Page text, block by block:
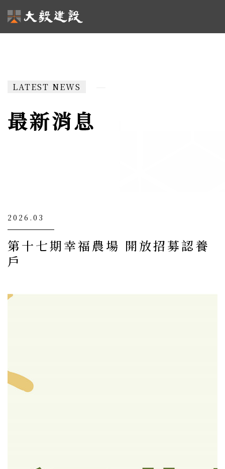
LATEST NEWS
最新消息
最新消息
2026.03
第十七期幸福農場 開放招募認養
戶